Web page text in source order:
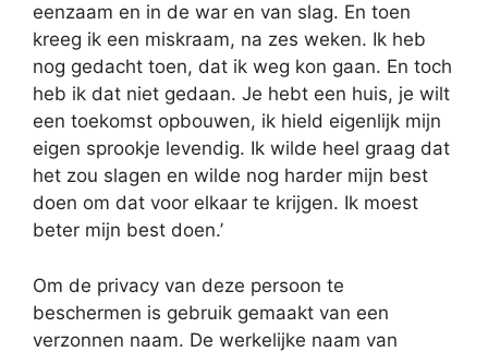
eenzaam en in de war en van slag. En toen
kreeg ik een miskraam, na zes weken. Ik heb
nog gedacht toen, dat ik weg kon gaan. En toch
heb ik dat niet gedaan. Je hebt een huis, je wilt
een toekomst opbouwen, ik hield eigenlijk mijn
eigen sprookje levendig. Ik wilde heel graag dat
het zou slagen en wilde nog harder mijn best
doen om dat voor elkaar te krijgen. Ik moest
beter mijn best doen.’
Om de privacy van deze persoon te
beschermen is gebruik gemaakt van een
verzonnen naam. De werkelijke naam van